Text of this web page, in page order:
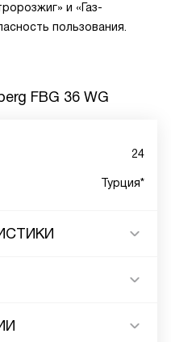
и «Газ-
пользования.
FBG 36 WG
24
Турция*